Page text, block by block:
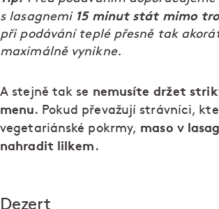
s lasagnemi 15 minut stát mimo
při podávání teplé přesně tak
maximálně vynikne.
A stejně tak se nemusíte držet
menu. Pokud převažují strávníci,
vegetariánské pokrmy, maso v
nahradit lilkem .
Dezert